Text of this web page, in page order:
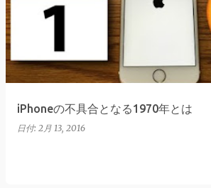
iPhoneの不具合となる1970年とは
日付: 2月 13, 2016